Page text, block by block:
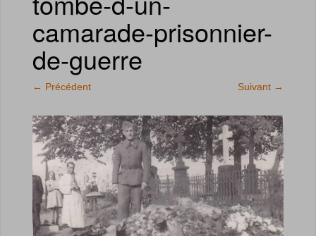
camarade-prisonnier-
de-guerre
← Précédent Suivant →